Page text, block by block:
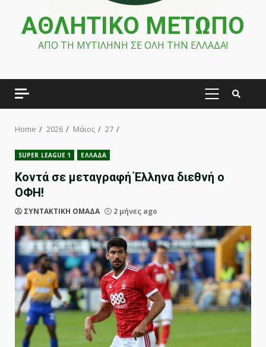
ΑΘΛΗΤΙΚΟ ΜΕΤΩΠΟ
ΑΠΟ ΤΗ ΜΥΤΙΛΗΝΗ ΣΕ ΟΛΗ ΤΗΝ ΕΛΛΑΔΑ!
PRIMARY
Home 2026 Μάιος 27
SUPER LEAGUE 1 ΕΛΛΑΔΑ
Κοντά σε μεταγραφή Έλληνα διεθνή ο
ΟΦΗ!
ΣΥΝΤΑΚΤΙΚΗ ΟΜΑΔΑ 2 μήνες ago